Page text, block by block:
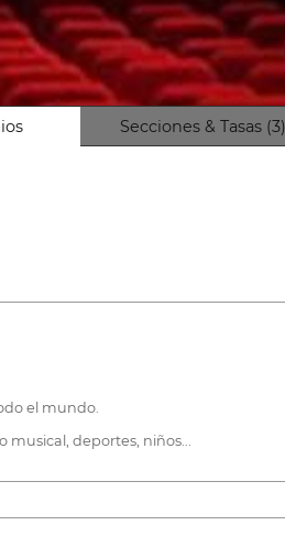
Secciones & Tasas (3)
el mundo.
musical, deportes, niños...